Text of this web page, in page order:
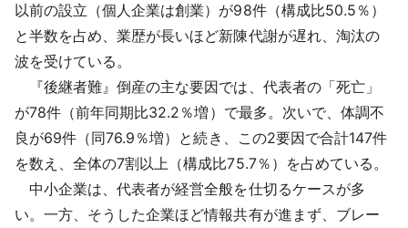
以前の設立（個人企業は創業）が98件（構成比50.5％）
と半数を占め、業歴が長いほど新陳代謝が遅れ、淘汰の
波を受けている。
『後継者難』倒産の主な要因では、代表者の「死亡」
が78件（前年同期比32.2％増）で最多。次いで、体調不
良が69件（同76.9％増）と続き、この2要因で合計147件
を数え、全体の7割以上（構成比75.7％）を占めている。
中小企業は、代表者が経営全般を仕切るケースが多
い。一方、そうした企業ほど情報共有が進まず、ブレー